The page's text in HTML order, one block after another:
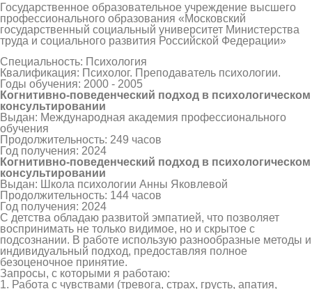
Государственное образовательное учреждение высшего
профессионального образования «Московский
государственный социальный университет Министерства
труда и социального развития Российской Федерации»
Специальность: Психология
Квалификация: Психолог. Преподаватель психологии.
Годы обучения: 2000 - 2005
Когнитивно-поведенческий подход в психологическом
консультировании
Выдан: Международная академия профессионального
обучения
Продолжительность: 249 часов
Год получения: 2024
Когнитивно-поведенческий подход в психологическом
консультировании
Выдан: Школа психологии Анны Яковлевой
Продолжительность: 144 часов
Год получения: 2024
С детства обладаю развитой эмпатией, что позволяет
воспринимать не только видимое, но и скрытое с
подсознании. В работе использую разнообразные методы и
индивидуальный подход, предоставляя полное
безоценочное принятие.
Зaпpoсы, с кoтoрыми я рабoтаю:
1. Работа с чувcтвами (трeвогa, стpаx, гpусть, апатия,